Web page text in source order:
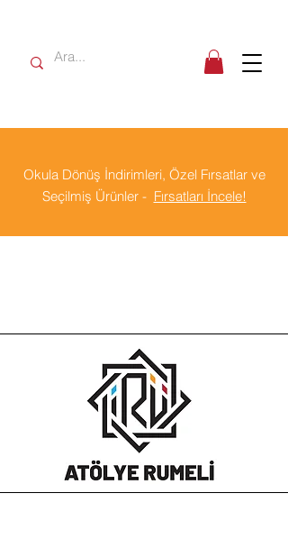
Okula Dönüş İndirimleri, Özel Fırsatlar ve
Seçilmiş Ürünler - Fırsatları İncele!